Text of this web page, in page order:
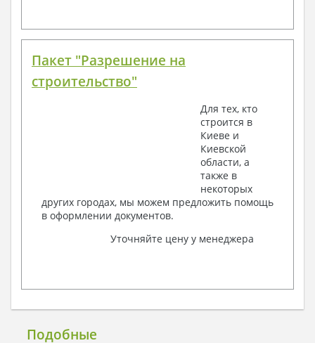
Пакет "Разрешение на
строительство"
Для тех, кто
строится в
Киеве и
Киевской
области, а
также в
некоторых
других городах, мы можем предложить помощь
в оформлении документов.
Уточняйте цену у менеджера
Подобные